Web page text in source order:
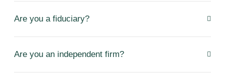
Are you a fiduciary?
Are you an independent firm?